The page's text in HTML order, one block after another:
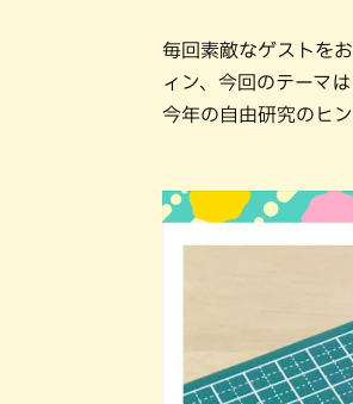
毎回素敵なゲストを
ィン、今回のテーマ
今年の自由研究のヒ